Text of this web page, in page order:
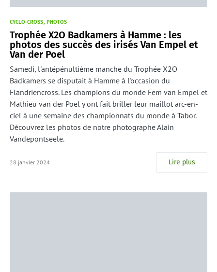
CYCLO-CROSS PHOTOS
Trophée X2O Badkamers à Hamme : les
photos des succès des irisés Van Empel et
Van der Poel
Samedi, l'antépénultième manche du Trophée X2O
Badkamers se disputait à Hamme à l'occasion du
Flandriencross. Les champions du monde Fem van Empel et
Mathieu van der Poel y ont fait briller leur maillot arc-en-
ciel à une semaine des championnats du monde à Tabor.
Découvrez les photos de notre photographe Alain
Vandepontseele.
28 janvier 2024 Lire plus